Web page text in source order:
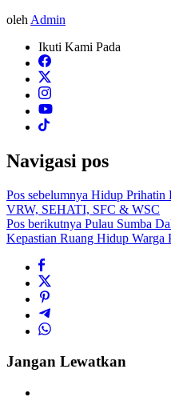
oleh Admin
Ikuti Kami Pada
Navigasi pos
Pos sebelumnya Hidup Prihatin
VRW, SEHATI, SFC & WSC
Pos berikutnya Pulau Sumba
Kepastian Ruang Hidup Warga
Jangan Lewatkan